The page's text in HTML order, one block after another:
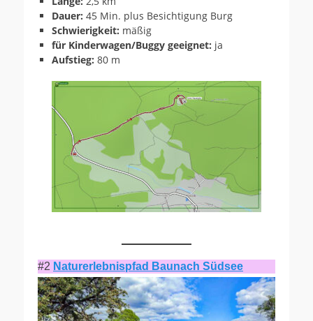
Dauer: 45 Min. plus Besichtigung Burg
Schwierigkeit: mäßig
für Kinderwagen/Buggy geeignet: ja
Aufstieg: 80 m
#2 Naturerlebnispfad Baunach Südsee